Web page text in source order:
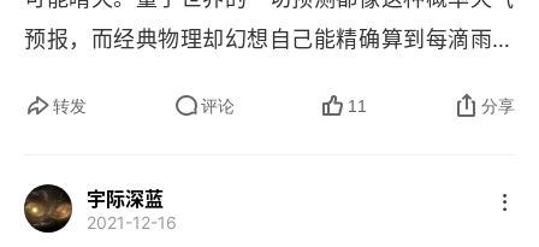
隧穿
延迟选择实验
预报，而经典物理却幻想自己能精确算到每滴雨落
漪，而非命运的铁律。2. 当量子世界打破常规逻辑
脑洞的极限。薛定谔的猫既死又活的悖论，本质是
转发 评论 11 分享
宇际深蓝
2021-12-16